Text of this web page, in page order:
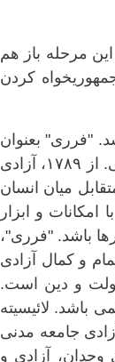
بدست گرفتند. در این مرحله باز هم
کردن
"فرری" بعنوان
یک خرد گرای استوار، جامعه انسانی را خود بنیاد معرفی می کرد رها از نیاز به امر آسمانی. از ۱۷۸۹، آزادی
میان انسان
باشند(2). وجدان انسانی، با امکانات و ابزار
باشد. "فرری"،
و کمال آزادی
و دین است.
باشد. لائیسیته
جامعه مدنی
وجدان، آزادی و